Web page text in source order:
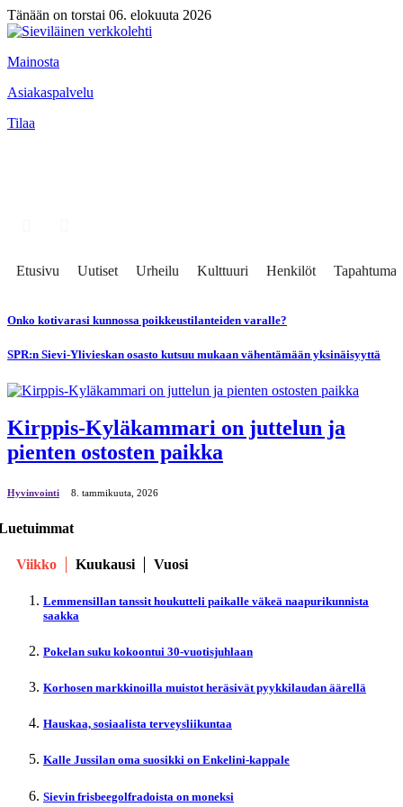
Tänään on torstai 06. elokuuta 2026
Mainosta
Asiakaspalvelu
Tilaa
Etusivu Uutiset Urheilu Kulttuuri Henkilöt Tapahtumat
Onko kotivarasi kunnossa poikkeustilanteiden varalle?
SPR:n Sievi-Ylivieskan osasto kutsuu mukaan vähentämään yksinäisyyttä
Kirppis-Kyläkammari on juttelun ja
pienten ostosten paikka
Hyvinvointi 8. tammikuuta, 2026
Viikko Kuukausi Vuosi
Lemmensillan tanssit houkutteli paikalle väkeä naapurikunnista
saakka
Pokelan suku kokoontui 30-vuotisjuhlaan
Korhosen markkinoilla muistot heräsivät pyykkilaudan äärellä
Hauskaa, sosiaalista terveysliikuntaa
Kalle Jussilan oma suosikki on Enkelini-kappale
Sievin frisbeegolfradoista on moneksi